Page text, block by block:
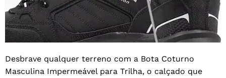
Desbrave qualquer terreno com a Bota Coturno
Masculina Impermeável para Trilha, o calçado que